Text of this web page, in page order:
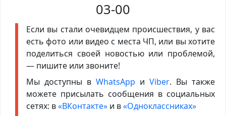
03-00
Если вы стали очевидцем происшествия, у вас
есть фото или видео с места ЧП, или вы хотите
поделиться своей новостью или проблемой,
— пишите или звоните!
Мы доступны в WhatsApp иViber. Вы также
можете присылать сообщения в социальных
сетях: в«ВКонтакте»и в«Одноклассниках»